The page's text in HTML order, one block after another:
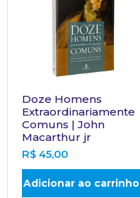
Doze Homens
Extraordinariamente
Comuns | John
Macarthur jr
R$ 45,00
Adicionar ao carrinho